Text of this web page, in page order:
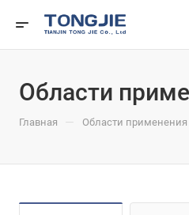
Области
Главная — Области применения